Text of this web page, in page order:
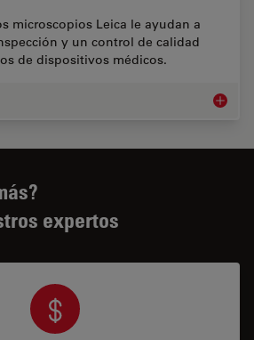
microscopios Leica le ayudan a
y un control de calidad
de dispositivos médicos.
expertos